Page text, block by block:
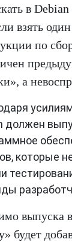
в
взять
по
а
должен
которые
выпуска
будет